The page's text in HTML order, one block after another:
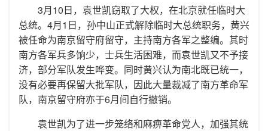
3月10日，袁世凯窃取了大权，在北京就任临时大
总统。4月1日，孙中山正式解除临时大总统职务，黄兴
被任命为南京留守府留守，主持南方各军之整编。其时
南方各军兵多饷少，士兵生活困难，而袁世凯又不予接
济，部分军队发生哗变。同时黄兴认为南北既已统一，
没有必要再保留大批军队，因此大量裁减了南方革命军
队，南京留守府亦于6月间自行撤销。
袁世凯为了进一步笼络和麻痹革命党人，加强其统